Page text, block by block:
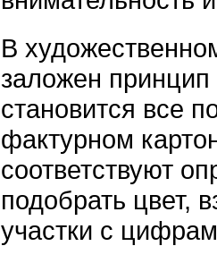
В
заложен
становится все
фактурном
соответствуют
подобрать цвет,
участки с